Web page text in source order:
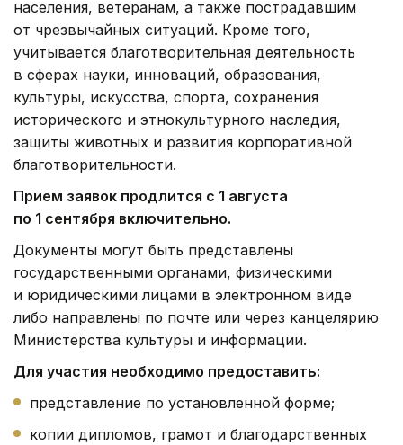
населения, ветеранам, а также пострадавшим
от чрезвычайных ситуаций. Кроме того,
учитывается благотворительная деятельность
в сферах науки, инноваций, образования,
культуры, искусства, спорта, сохранения
исторического и этнокультурного наследия,
защиты животных и развития корпоративной
благотворительности.
Прием заявок продлится с 1 августа
по 1 сентября включительно.
Документы могут быть представлены
государственными органами, физическими
и юридическими лицами в электронном виде
либо направлены по почте или через канцелярию
Министерства культуры и информации.
Для участия необходимо предоставить:
представление по установленной форме;
копии дипломов, грамот и благодарственных